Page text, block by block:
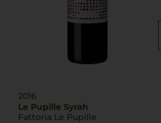
2016
Le Pupille Syrah
Fattoria Le Pupille